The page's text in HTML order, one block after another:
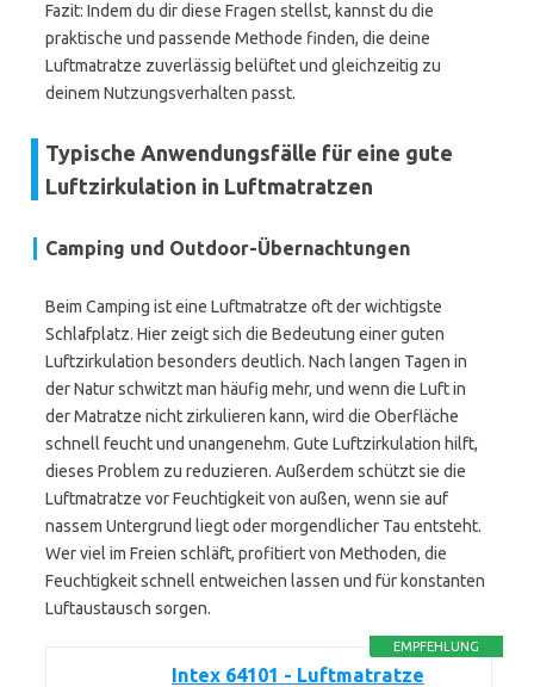
Fazit: Indem du dir diese Fragen stellst, kannst du die
praktische und passende Methode finden, die deine
Luftmatratze zuverlässig belüftet und gleichzeitig zu
deinem Nutzungsverhalten passt.
Typische Anwendungsfälle für eine gute
Luftzirkulation in Luftmatratzen
Camping und Outdoor-Übernachtungen
Beim Camping ist eine Luftmatratze oft der wichtigste
Schlafplatz. Hier zeigt sich die Bedeutung einer guten
Luftzirkulation besonders deutlich. Nach langen Tagen in
der Natur schwitzt man häufig mehr, und wenn die Luft in
der Matratze nicht zirkulieren kann, wird die Oberfläche
schnell feucht und unangenehm. Gute Luftzirkulation hilft,
dieses Problem zu reduzieren. Außerdem schützt sie die
Luftmatratze vor Feuchtigkeit von außen, wenn sie auf
nassem Untergrund liegt oder morgendlicher Tau entsteht.
Wer viel im Freien schläft, profitiert von Methoden, die
Feuchtigkeit schnell entweichen lassen und für konstanten
Luftaustausch sorgen.
EMPFEHLUNG
Intex 64101 - Luftmatratze